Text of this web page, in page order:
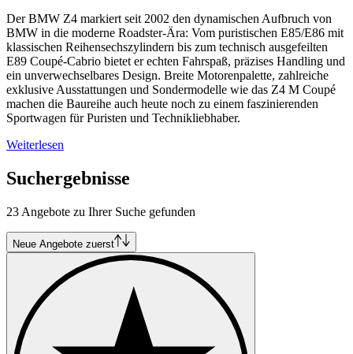
Der BMW Z4 markiert seit 2002 den dynamischen Aufbruch von
BMW in die moderne Roadster-Ära: Vom puristischen E85/E86 mit
klassischen Reihensechszylindern bis zum technisch ausgefeilten
E89 Coupé-Cabrio bietet er echten Fahrspaß, präzises Handling und
ein unverwechselbares Design. Breite Motorenpalette, zahlreiche
exklusive Ausstattungen und Sondermodelle wie das Z4 M Coupé
machen die Baureihe auch heute noch zu einem faszinierenden
Sportwagen für Puristen und Technikliebhaber.
Weiterlesen
Suchergebnisse
23 Angebote zu Ihrer Suche gefunden
Neue Angebote zuerst